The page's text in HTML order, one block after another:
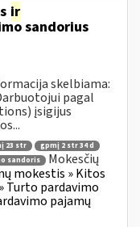
ir
sandorius
skelbiama:
pagal
įsigijus
23 str
gpmį 2 str 34 d
sandoris
Mokesčių
mokestis » Kitos
Turto pardavimo
pajamų